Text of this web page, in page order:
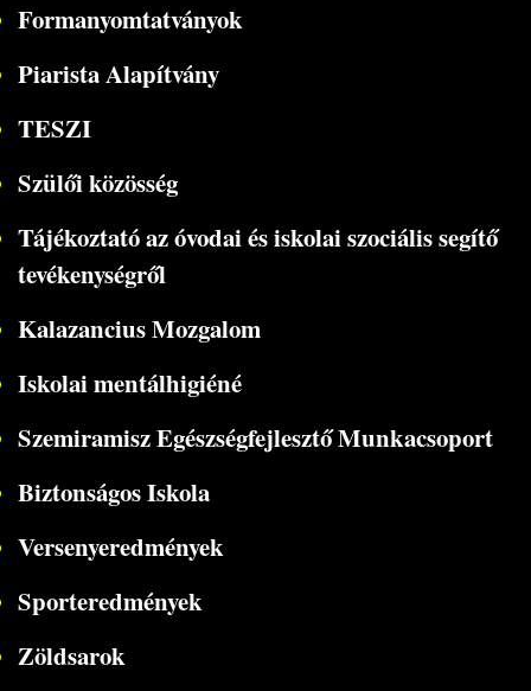
Formanyomtatványok
Piarista Alapítvány
TESZI
Szülői közösség
Tájékoztató az óvodai és iskolai szociális segítő
tevékenységről
Kalazancius Mozgalom
Iskolai mentálhigiéné
Szemiramisz Egészségfejlesztő Munkacsoport
Biztonságos Iskola
Versenyeredmények
Sporteredmények
Zöldsarok